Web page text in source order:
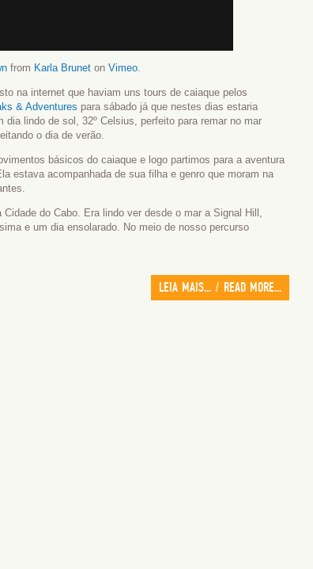
from Karla Bruneton Vimeo.
na internet que haviam uns tours de caiaque pelos
& Adventures para sábado já que nestes dias estaria
lindo de sol, 32º Celsius, perfeito para remar no mar
o dia de verão.
básicos do caiaque e logo partimos para a aventura
estava acompanhada de sua filha e genro que moram na
do Cabo. Era lindo ver desde o mar a Signal Hill,
e um dia ensolarado. No meio de nosso percurso
LEIA MAIS... / READ MORE...